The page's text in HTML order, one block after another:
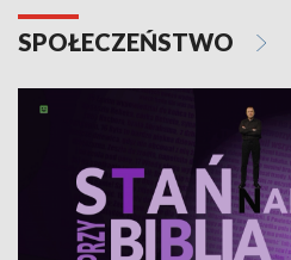
SPOŁECZEŃSTWO